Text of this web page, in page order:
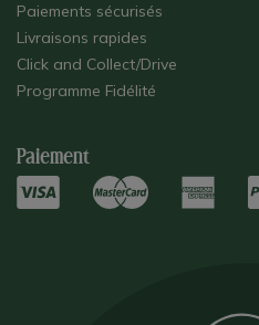
Paiements sécurisés
Livraisons rapides
Click and Collect/Drive
Programme Fidélité
Paiement